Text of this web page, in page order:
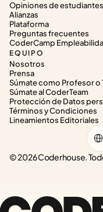
Opiniones de estudiantes
Alianzas
Plataforma
Preguntas frecuentes
CoderCamp
EQUIPO
Nosotros
Prensa
Súmate como Profesor o
Súmate al CoderTeam
Protección de Datos
Términos y Condiciones
Lineamientos Editoriales
© 2026 Coderhouse.